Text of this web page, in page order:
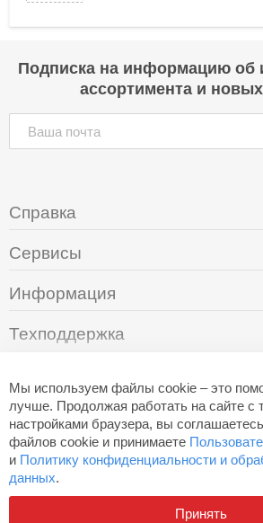
Мы используем файлы cookie – это
лучше. Продолжая работать на сайте с
настройками браузера, вы
файлов cookie и принимаете
и Политику конфиденциальности и
данных.
Принять
Подписка на информацию об
ассортимента и
Справка
Сервисы
Информация
Техподдержка
+7 (495) 249-05-94